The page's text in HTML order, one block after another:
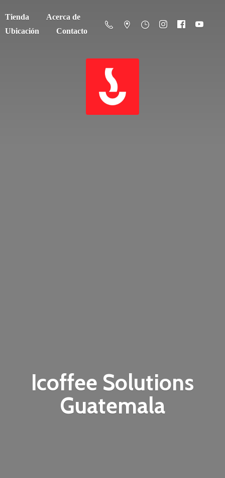
Tienda
Acerca de
Ubicación
Contacto
Icoffee Solutions
Guatemala